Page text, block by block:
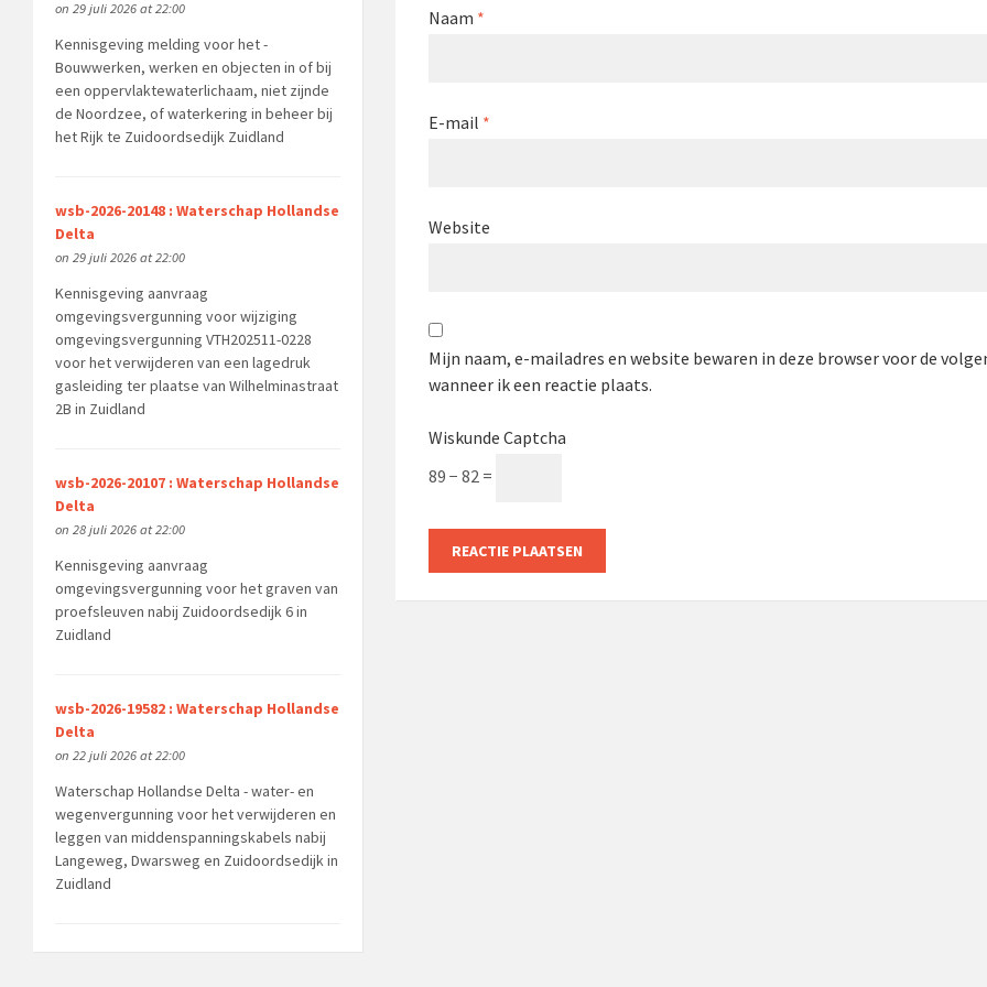
Naam *
E-mail *
Website
Mijn naam, e-mailadres en website bewaren in deze browser voor de
wanneer ik een reactie plaats.
Wiskunde Captcha
89 − 82 =
on 29 juli 2026 at 22:00
Kennisgeving melding voor het -
Bouwwerken, werken en objecten in of bij
een oppervlaktewaterlichaam, niet zijnde
de Noordzee, of waterkering in beheer bij
het Rijk te Zuidoordsedijk Zuidland
wsb-2026-20148 : Waterschap Hollandse
Delta
on 29 juli 2026 at 22:00
Kennisgeving aanvraag
omgevingsvergunning voor wijziging
omgevingsvergunning VTH202511-0228
voor het verwijderen van een lagedruk
gasleiding ter plaatse van Wilhelminastraat
2B in Zuidland
wsb-2026-20107 : Waterschap Hollandse
Delta
on 28 juli 2026 at 22:00
Kennisgeving aanvraag
omgevingsvergunning voor het graven van
proefsleuven nabij Zuidoordsedijk 6 in
Zuidland
wsb-2026-19582 : Waterschap Hollandse
Delta
on 22 juli 2026 at 22:00
Waterschap Hollandse Delta - water- en
wegenvergunning voor het verwijderen en
leggen van middenspanningskabels nabij
Langeweg, Dwarsweg en Zuidoordsedijk in
Zuidland